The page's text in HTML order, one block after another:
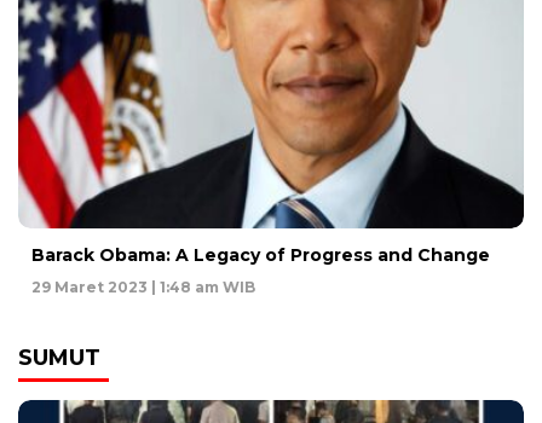
Barack Obama: A Legacy of Progress and Change
29 Maret 2023 | 1:48 am WIB
SUMUT